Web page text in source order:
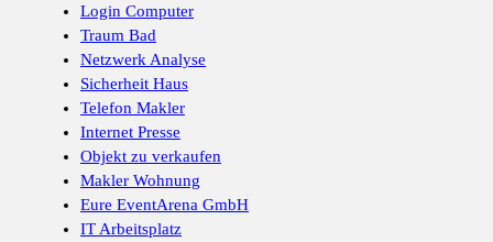
Login Computer
Traum Bad
Netzwerk Analyse
Sicherheit Haus
Telefon Makler
Internet Presse
Objekt zu verkaufen
Makler Wohnung
Eure EventArena GmbH
IT Arbeitsplatz